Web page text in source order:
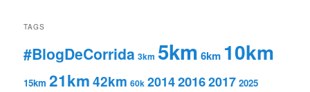
TAGS
#BlogDeCorrida 3km 5km 6km 10km
15km 21km42km 60k 201420162017 2025